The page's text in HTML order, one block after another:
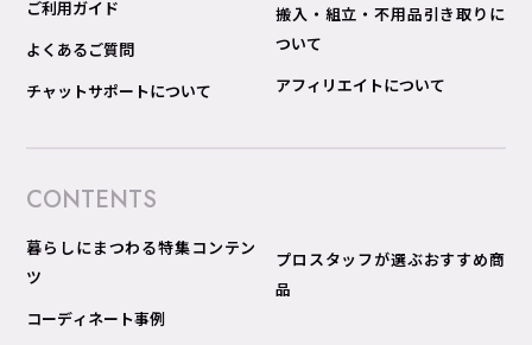
ご利用ガイド
よくあるご質問
チャットサポートについて
搬入・組立・不用品引き取りに
ついて
アフィリエイトについて
CONTENTS
暮らしにまつわる特集コンテン
ツ
コーディネート事例
プロスタッフが選ぶおすすめ商
品